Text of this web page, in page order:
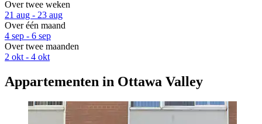
Over twee weken
21 aug - 23 aug
Over één maand
4 sep - 6 sep
Over twee maanden
2 okt - 4 okt
Appartementen in Ottawa Valley